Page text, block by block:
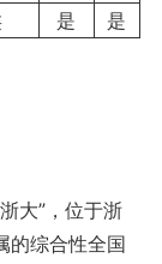
是 是
大”，位于浙
的综合性全国